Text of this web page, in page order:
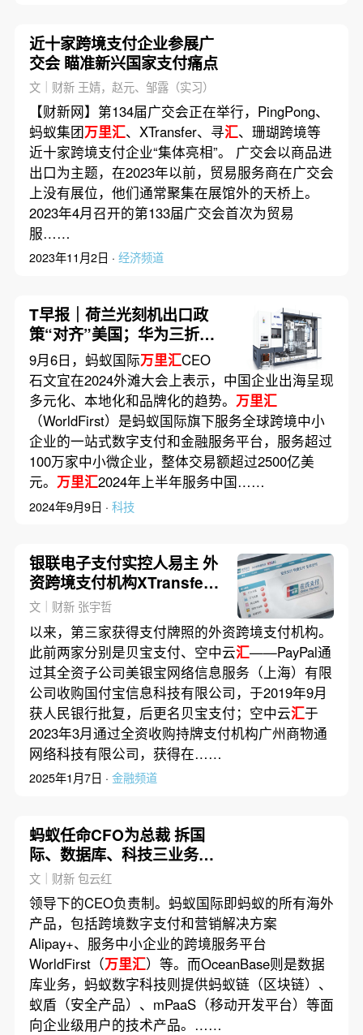
近十家跨境支付企业参展广
交会 瞄准新兴国家支付痛点
文｜财新 王婧，赵元、邹露（实习）
【财新网】第134届广交会正在举行，PingPong、
蚂蚁集团万里汇、XTransfer、寻汇、珊瑚跨境等
近十家跨境支付企业“集体亮相”。 广交会以商品进
出口为主题，在2023年以前，贸易服务商在广交会
上没有展位，他们通常聚集在展馆外的天桥上。
2023年4月召开的第133届广交会首次为贸易
服……
2023年11月2日 · 经济频道
T早报｜荷兰光刻机出口政
策“对齐”美国；华为三折叠
屏手机一天预约超200万
台；传音控股财务负责人被
留置
9月6日，蚂蚁国际万里汇CEO
石文宜在2024外滩大会上表示，中国企业出海呈现
多元化、本地化和品牌化的趋势。 万里汇
（WorldFirst）是蚂蚁国际旗下服务全球跨境中小
企业的一站式数字支付和金融服务平台，服务超过
100万家中小微企业，整体交易额超过2500亿美
元。 万里汇2024年上半年服务中国……
2024年9月9日 · 科技
银联电子支付实控人易主 外
资跨境支付机构XTransfer
获牌照
文｜财新 张宇哲
以来，第三家获得支付牌照的外资跨境支付机构。
此前两家分别是贝宝支付、空中云汇——PayPal通
过其全资子公司美银宝网络信息服务（上海）有限
公司收购国付宝信息科技有限公司，于2019年9月
获人民银行批复，后更名贝宝支付；空中云汇于
2023年3月通过全资收购持牌支付机构广州商物通
网络科技有限公司，获得在……
2025年1月7日 · 金融频道
蚂蚁任命CFO为总裁 拆国
际、数据库、科技三业务独
立运营
文｜财新 包云红
领导下的CEO负责制。蚂蚁国际即蚂蚁的所有海外
产品，包括跨境数字支付和营销解决方案
Alipay+、服务中小企业的跨境服务平台
WorldFirst（万里汇）等。而OceanBase则是数据
库业务，蚂蚁数字科技则提供蚂蚁链（区块链）、
蚁盾（安全产品）、mPaaS（移动开发平台）等面
向企业级用户的技术产品。……